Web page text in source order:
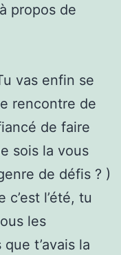
propos de
vas enfin se
rencontre de
de faire
sois la vous
de défis ? )
l’été, tu
les
t’avais la